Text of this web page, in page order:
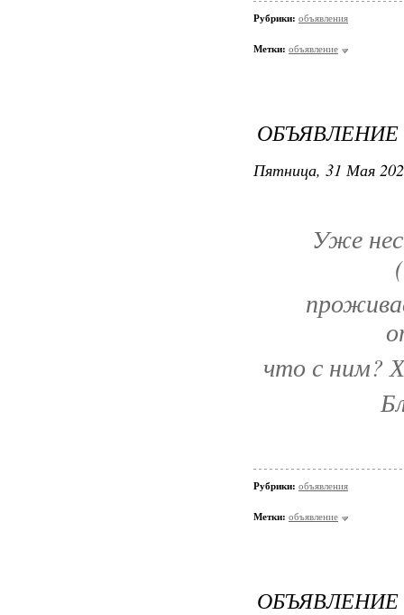
Рубрики: объявления
Метки: объявление
ОБЪЯВЛЕНИЕ
Пятница, 31 Мая
Уже
что с ним?
Рубрики: объявления
Метки: объявление
ОБЪЯВЛЕНИЕ